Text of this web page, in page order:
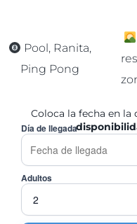
Pool, Ranita,
Ping Pong
Coloca la fecha en la
Día de llegada
Adultos